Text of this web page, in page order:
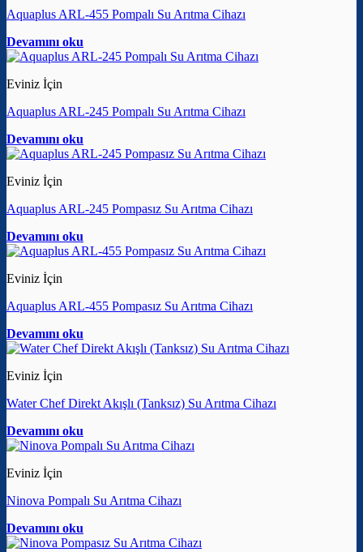
Aquaplus ARL-455 Pompalı Su Arıtma Cihazı
Devamını oku
Eviniz İçin
Aquaplus ARL-245 Pompalı Su Arıtma Cihazı
Devamını oku
Eviniz İçin
Aquaplus ARL-245 Pompasız Su Arıtma Cihazı
Devamını oku
Eviniz İçin
Aquaplus ARL-455 Pompasız Su Arıtma Cihazı
Devamını oku
Eviniz İçin
Water Chef Direkt Akışlı (Tanksız) Su Arıtma Cihazı
Devamını oku
Eviniz İçin
Ninova Pompalı Su Arıtma Cihazı
Devamını oku